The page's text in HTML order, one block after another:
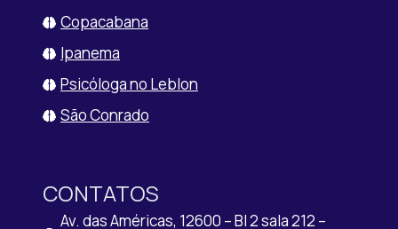
Copacabana
Ipanema
Psicóloga no Leblon
São Conrado
CONTATOS
Av. das Américas, 12600 – Bl 2 sala 212 –